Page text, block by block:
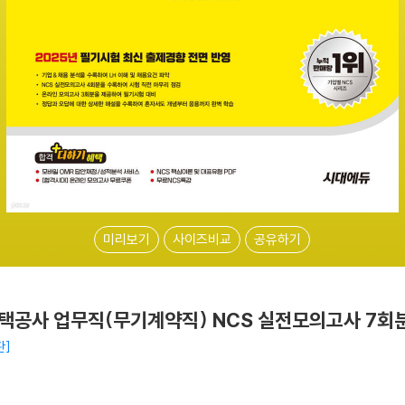
미리보기 사이즈비교 공유하기
사 업무직(무기계약직) NCS 실전모의고사 7회